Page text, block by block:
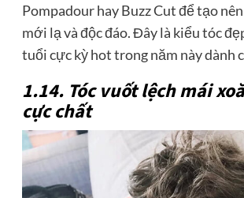
Pompadour hay Buzz Cut để tạo
mới lạ và độc đáo. Đây là kiểu tóc
tuổi cực kỳ hot trong năm này dành
1.14. Tóc vuốt lệch mái
cực chất